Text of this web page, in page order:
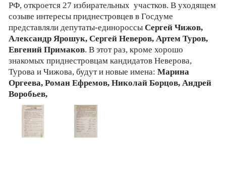
РФ, откроется 27 избирательных участков. В уходящем
созыве интересы приднестровцев в Госдуме
представляли депутаты-единороссы Сергей Чижов,
Александр Ярошук, Сергей Неверов, Артем Туров,
Евгений Примаков. В этот раз, кроме хорошо
знакомых приднестровцам кандидатов Неверова,
Турова и Чижова, будут и новые имена: Марина
Оргеева, Роман Ефремов, Николай Борцов, Андрей
Воробьев,